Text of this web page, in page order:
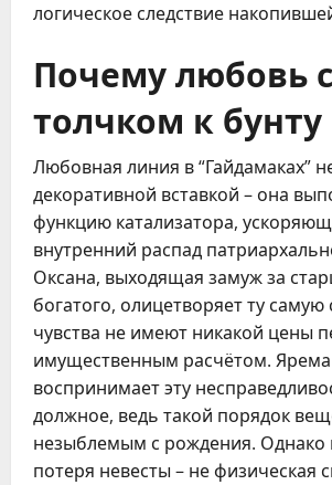
логическое следствие
Почему любовь
толчком к бунту
Любовная линия в “Гайдамаках”
декоративной вставкой – она
функцию катализатора,
внутренний распад
Оксана, выходящая замуж за
богатого, олицетворяет ту самую
чувства не имеют никакой цены
имущественным расчётом. Ярема
воспринимает эту
должное, ведь такой порядок
незыблемым с рождения. Однако
потеря невесты – не физическая